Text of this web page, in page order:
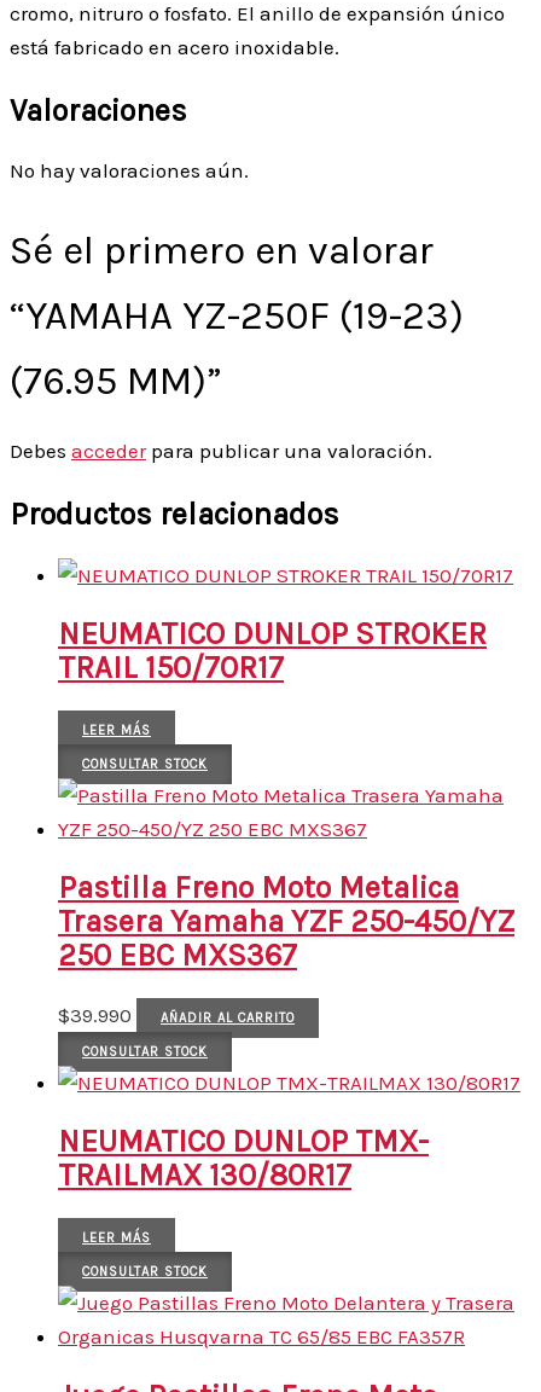
cromo, nitruro o fosfato. El anillo de expansión único
está fabricado en acero inoxidable.
Valoraciones
No hay valoraciones aún.
Sé el primero en valorar
“YAMAHA YZ-250F (19-23)
(76.95 MM)”
Debes accederpara publicar una valoración.
Productos relacionados
NEUMATICO DUNLOP STROKER
TRAIL 150/70R17
LEER MÁS
CONSULTAR STOCK
Pastilla Freno Moto Metalica
Trasera Yamaha YZF 250-450/YZ
250 EBC MXS367
$39.990 AÑADIR AL CARRITO
CONSULTAR STOCK
NEUMATICO DUNLOP TMX-
TRAILMAX 130/80R17
LEER MÁS
CONSULTAR STOCK